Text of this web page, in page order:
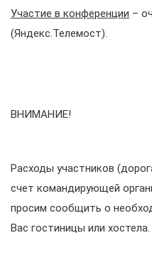
Участие в конференции –
(Яндекс.Телемост).
ВНИМАНИЕ!
Расходы участников
счет командирующей
просим сообщить о
Вас гостиницы или хостела.